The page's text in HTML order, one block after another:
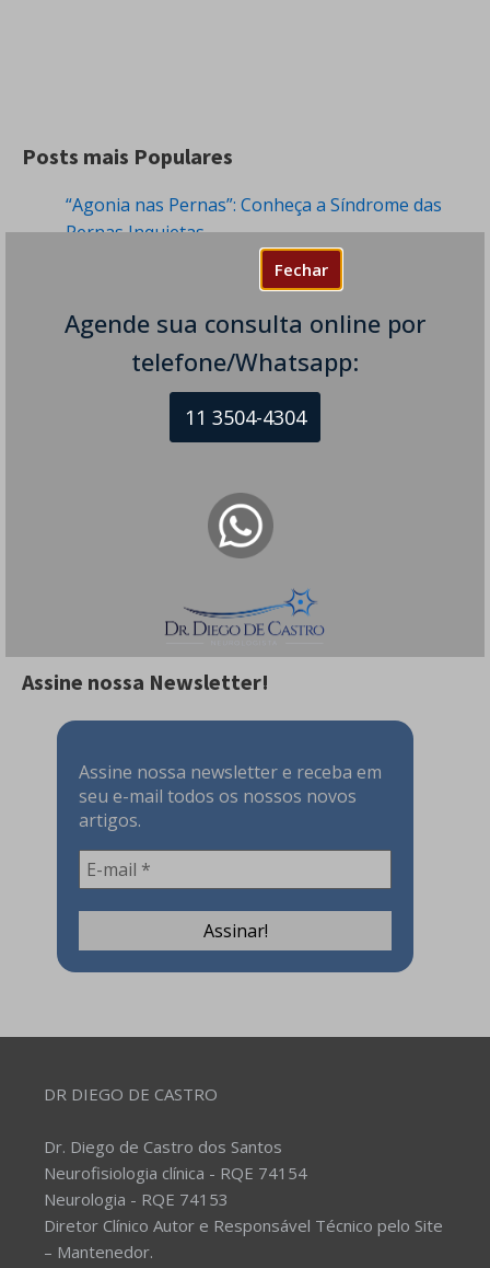
Fechar
Agende sua consulta online por
telefone/Whatsapp:
11 3504-4304
Posts mais Populares
“Agonia nas Pernas”: Conheça a Síndrome das
Pernas Inquietas
Tremor de Frio: Quando Desconfiar de uma
Condição Neurológica?
241 visualizações
Dormência nas Pernas - Sintomas e Causas
Tique Nervoso e Cacoete - Há esperança e
Assine nossa Newsletter!
Assine nossa newsletter e receba em
seu e-mail todos os nossos novos
artigos.
DR DIEGO DE CASTRO
Dr. Diego de Castro dos Santos
Neurofisiologia clínica - RQE 74154
Neurologia - RQE 74153
Diretor Clínico Autor e Responsável Técnico pelo Site
– Mantenedor.